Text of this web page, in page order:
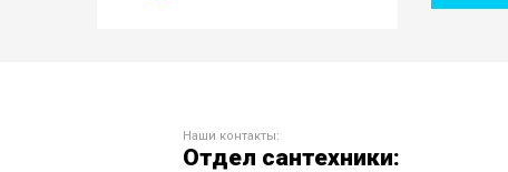
Наши контакты:
Отдел сантехники: